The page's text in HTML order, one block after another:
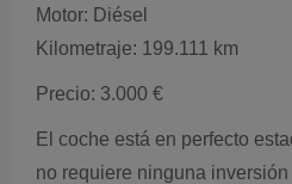
Motor: Diésel
Kilometraje: 199.111 km
Precio: 3.000 €
El coche está en perfecto
no requiere ninguna